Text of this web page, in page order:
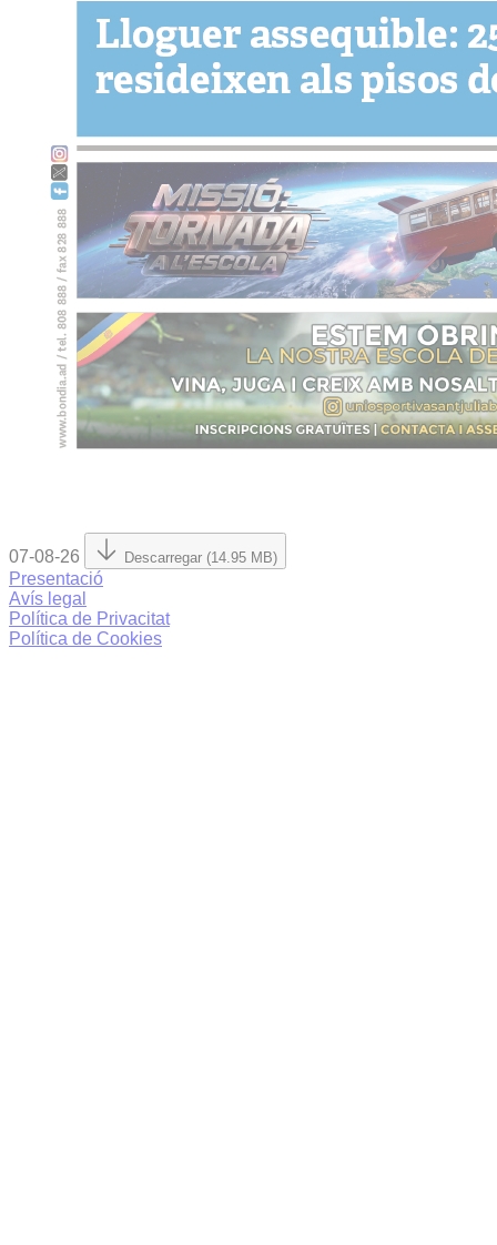
07-08-26 Descarregar (14.95 MB)
Presentació
Avís legal
Política de Privacitat
Política de Cookies